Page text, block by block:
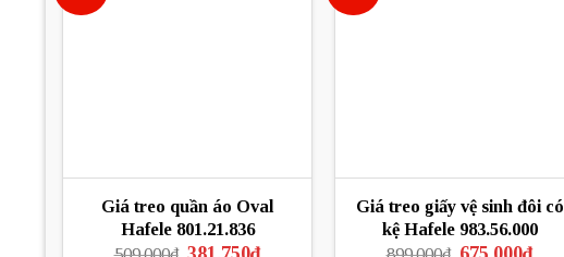
Giá treo quần áo Oval
Hafele 801.21.836
Giá
Giá
Giá treo giấy vệ sinh đôi có
kệ Hafele 983.56.000
Giá
Giá